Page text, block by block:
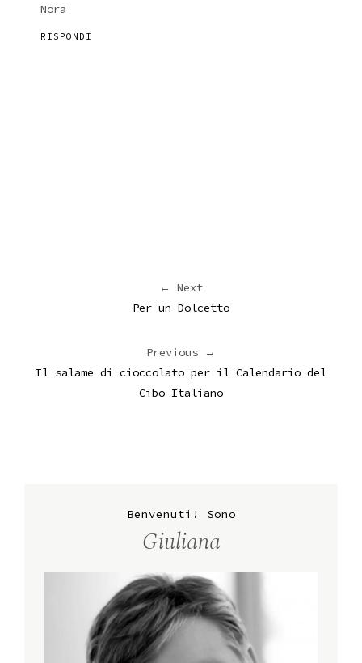
Nora
RISPONDI
← Next
Per un Dolcetto
Previous →
Il salame di cioccolato per il Calendario del
Cibo Italiano
Benvenuti! Sono
Giuliana